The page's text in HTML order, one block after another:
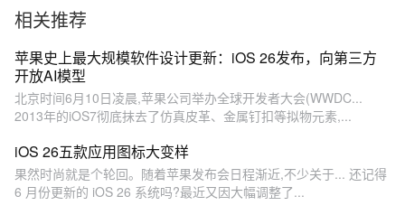
相关推荐
苹果史上最大规模软件设计更新：iOS 26发布，向第三方
开放AI模型
北京时间6月10日凌晨,苹果公司举办全球开发者大会(WWDC...
2013年的iOS7彻底抹去了仿真皮革、金属钉扣等拟物元素,...
iOS 26五款应用图标大变样
果然时尚就是个轮回。随着苹果发布会日程渐近,不少关于... 还记得
6 月份更新的 iOS 26 系统吗?最近又因大幅调整了...